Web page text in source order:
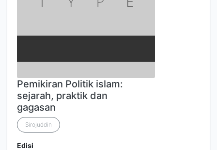
Pemikiran Politik islam:
sejarah, praktik dan
gagasan
Sirojuddin
Edisi